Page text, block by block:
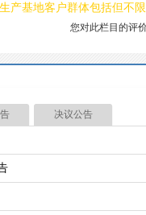
产基地客户群体包括但不
您对此栏目的评价
决议公告